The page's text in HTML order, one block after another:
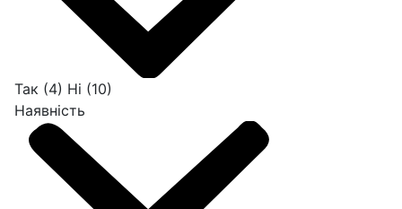
Так (4) Ні (10)
Наявність